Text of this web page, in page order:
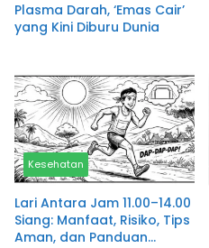
Plasma Darah, ‘Emas Cair’
yang Kini Diburu Dunia
Kesehatan
Lari Antara Jam 11.00–14.00
Siang: Manfaat, Risiko, Tips
Aman, dan Panduan